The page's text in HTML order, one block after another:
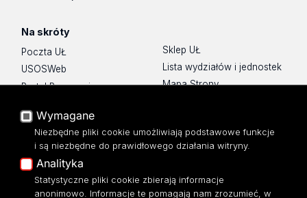
Na skróty
Poczta UŁ
USOSWeb
Portal Pracowniczy
Platforma e-learningowa
Moodle
Eksperci UŁ
Polityka Prywatności
Dostępność
Sklep UŁ
Lista wydziałów i jednostek
Mapa Strony
Wymagane
Niezbędne pliki cookie umożliwiają podstawowe funkcje
i są niezbędne do prawidłowego działania witryny.
Analityka
Statystyczne pliki cookie zbierają informacje
anonimowo. Informacje te pomagają nam zrozumieć, w